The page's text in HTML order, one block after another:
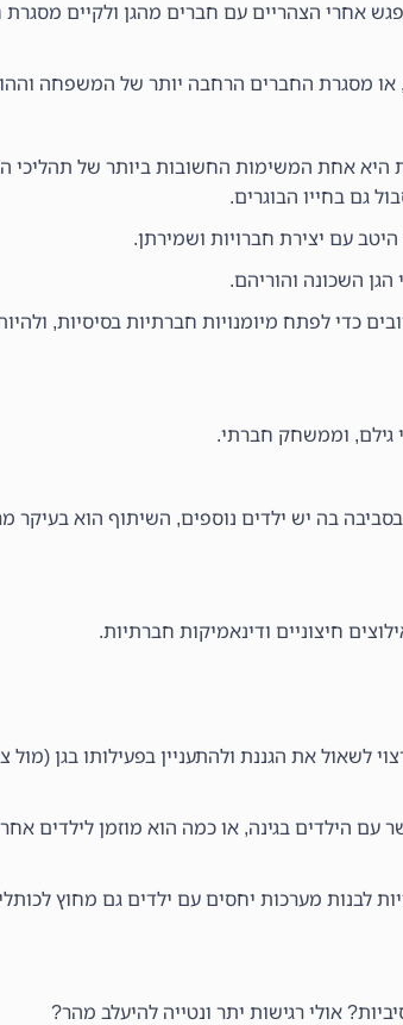
אחרי הצהריים עם חברים מהגן ולקיים
או מסגרת החברים הרחבה יותר של המשפחה
אחת המשימות החשובות ביותר של תהליכי
גם בחייו הבוגרים.
עם יצירת חברויות ושמירתן.
השכונה והוריהם.
כדי לפתח מיומנויות חברתיות בסיסיות,
גילם, וממשחק חברתי.
בה יש ילדים נוספים, השיתוף הוא בעיקר
חיצוניים ודינאמיקות חברתיות.
לשאול את הגננת ולהתעניין בפעילותו בגן (מול
עם הילדים בגינה, או כמה הוא מוזמן לילדים
לבנות מערכות יחסים עם ילדים גם מחוץ
אולי רגישות יתר ונטייה להיעלב מהר?